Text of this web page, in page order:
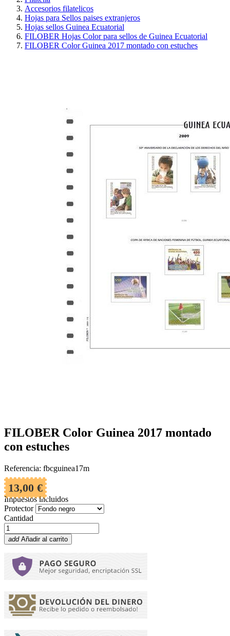
Accesorios filatelicos
Hojas para Sellos paises extranjeros
Hojas sellos Guinea Ecuatorial
FILOBER Hojas Color para sellos de Guinea Ecuatorial
FILOBER Color Guinea 2017 montado con estuches
FILOBER Color Guinea 2017 montado
con estuches
Referencia: fbcguinea17m
13,00 €
Impuestos incluidos
Protector
Cantidad
add Añadir al carrito